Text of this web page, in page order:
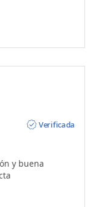
Verificada
y buena